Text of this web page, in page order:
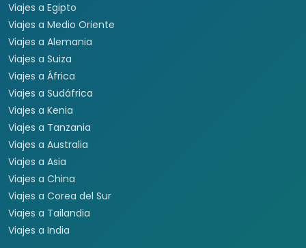
Viajes a Egipto
Viajes a Medio Oriente
Viajes a Alemania
Viajes a Suiza
Viajes a África
Viajes a Sudáfrica
Viajes a Kenia
Viajes a Tanzania
Viajes a Australia
Viajes a Asia
Viajes a China
Viajes a Corea del Sur
Viajes a Tailandia
Viajes a India